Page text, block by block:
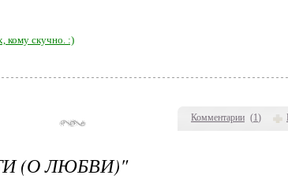
Комментарии (1)
кому скучно. :)
(О ЛЮБВИ)"